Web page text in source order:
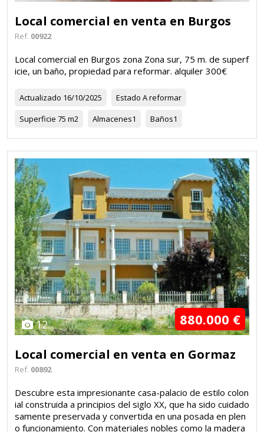
Local comercial en venta en Burgos
Ref. 00922
Local comercial en Burgos zona Zona sur, 75 m. de superf
icie, un baño, propiedad para reformar. alquiler 300€
Actualizado 16/10/2025 Estado A reformar
Superficie 75 m2 Almacenes1 Baños1
12 880.000 €
Local comercial en venta en Gormaz
Ref. 00892
Descubre esta impresionante casa-palacio de estilo colon
ial construida a principios del siglo XX, que ha sido cuidado
samente preservada y convertida en una posada en plen
o funcionamiento. Con materiales nobles como la madera